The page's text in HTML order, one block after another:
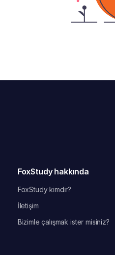
FoxStudy hakkında
FoxStudy kimdir?
İletişim
Bizimle çalışmak ister misiniz?